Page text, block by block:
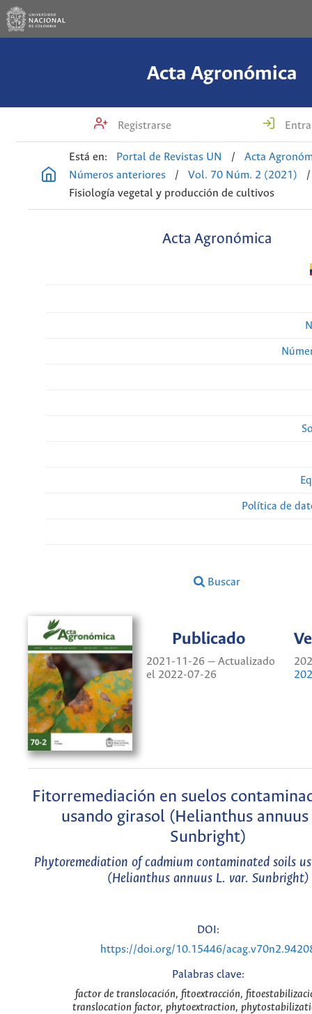
Acta Agronómica
Registrarse
Está en: Portal de Revistas UN /
Acta
Números anteriores
/ Vol. 70 Núm. 2 (2021)
/
Fisiología vegetal y producción de cultivos
Acta Agronómica
Política de
Buscar
Publicado
2021-11-26 — Actualizado
el 2022-07-26
Fitorremediación en suelos
usando girasol (Helianthus annuus
Sunbright)
Phytoremediation of cadmium contaminated soils
(Helianthus annuus L. var. Sunbright)
DOI:
https://doi.org/10.15446/
Palabras clave:
factor de translocación, fitoextracción,
translocation factor, phytoextraction,